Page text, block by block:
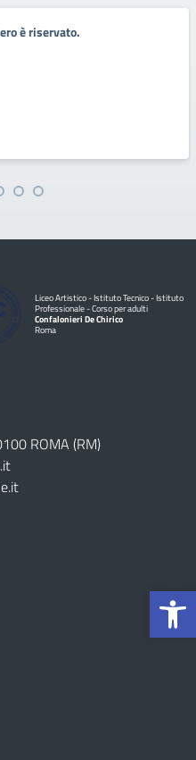
è riservato.
Liceo Artistico - Istituto Tecnico - Istituto
Professionale - Corso per adulti
Confalonieri De Chirico
Roma
ROMA (RM)